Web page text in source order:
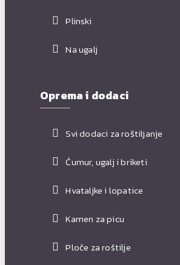
Plinski
Na ugalj
Oprema i dodaci
Svi dodaci za roštiljanje
Ćumur, ugalj i briketi
Hvataljke i lopatice
Kamen za picu
Ploče za roštilje